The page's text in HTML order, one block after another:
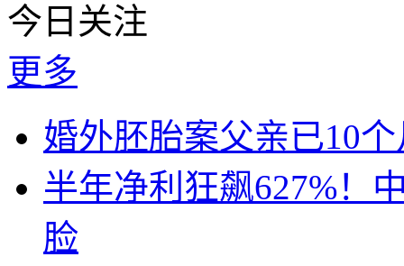
今日关注
更多
婚外胚胎案父亲已10
半年净利狂飙627%！
脸